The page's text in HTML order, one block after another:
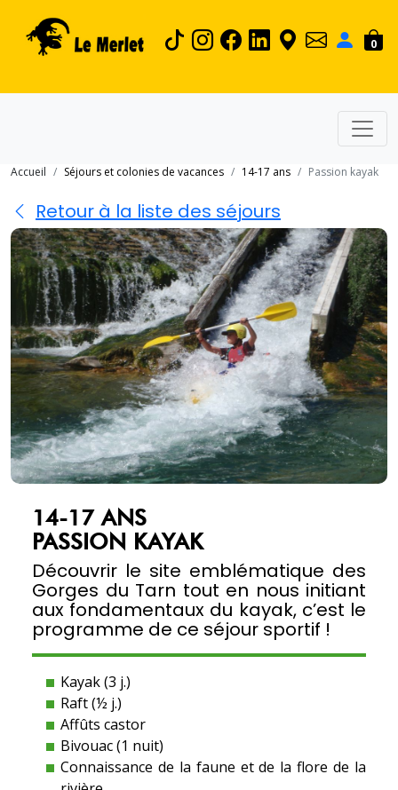
0
Accueil Séjours et colonies de vacances 14-17 ans Passion kayak
Retour à la liste des séjours
14-17 ANS
PASSION KAYAK
Découvrir le site emblématique des
Gorges du Tarn tout en nous initiant
aux fondamentaux du kayak, c’est le
programme de ce séjour sportif !
Kayak (3 j.)
Raft (½ j.)
Affûts castor
Bivouac (1 nuit)
Connaissance de la faune et de la flore de la